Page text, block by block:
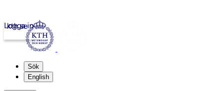
kth.se
Logga in
Sök
English